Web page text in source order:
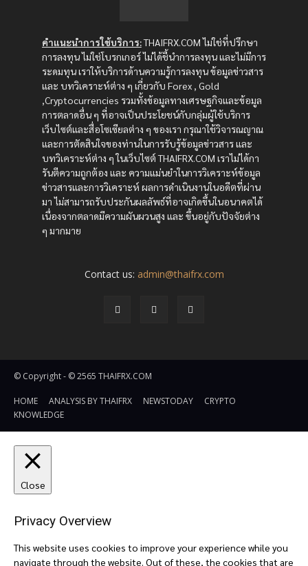
คำแนะนำการใช้บริการ:THAIFRX.COM ไม่ใช่ที่ปรึกษา
การลงทุน ไม่ใช่โบรกเกอร์ ไม่ได้ชี้นำการลงทุน และไม่มีการ
ระดมทุน เราให้บริการด้านความรู้การลงทุน ข้อมูลข่าวสาร
และ บทวิเคราะห์ต่าง ๆ เกี่ยวกับ Forex , Gold
,Cryptocurrencies รวมทั้งข้อมูลทางเศรษฐกิจและข้อมูล
การตลาดอื่น ๆ ที่อาจเป็นประโยชน์กับกลุ่มผู้ใช้บริการ
เว็บไซต์และสื่อโซเซียลต่าง ๆ ของเรา กรุณาใช้วิจารณญาณ
และการตัดสินใจของท่านในการรับรู้ข้อมูลข่าวสาร และ
บทวิเคราะห์ต่าง ๆ ในเว็บไซต์ THAIFRX.COM เราไม่ได้กา
รันตีความถูกต้อง และ ความแม่นยำในการวิเคราะห์ข้อมูล
ข่าวสารและการวิเคราะห์ ผลการดำเนินงานในอดีตที่ผ่าน
มา ไม่สามารถรับประกันผลลัพธ์ที่อาจเกิดขึ้นในอนาคตได้
เนื่องจากตลาดมีความผันผวนสูง และ ขึ้นอยู่กับปัจจัยต่าง
ๆ มากมาย
Contact us: admin@thaifrx.com
© Copyright - © 2565 THAIFRX.COM
HOME ANALYSIS BY THAIFRX NEWSTODAY
CRYPTO
KNOWLEDGE
Close
Privacy Overview
This website uses cookies to improve your experience while you
navigate through the website. Out of these, the cookies that are